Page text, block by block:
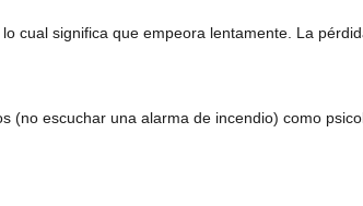
cual significa que empeora lentamente. La
(no escuchar una alarma de incendio) como